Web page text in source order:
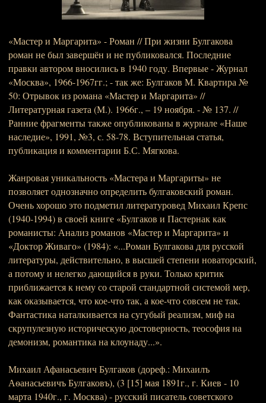
«Мастер и Маргарита» - Роман // При жизни Булгакова
роман не был завершён и не публиковался. Последние
правки автором вносились в 1940 году. Впервые - Журнал
«Москва», 1966-1967гг.; - так же: Булгаков М. Квартира №
50: Отрывок из романа «Мастер и Маргарита» //
Литературная газета (М.). 1966г., – 19 ноября. - № 137. //
Ранние фрагменты также опубликованы в журнале «Наше
наследие», 1991, №3, с. 58-78. Вступительная статья,
публикация и комментарии Б.С. Мягкова.
Жанровая уникальность «Мастера и Маргариты» не
позволяет однозначно определить булгаковский роман.
Очень хорошо это подметил литературовед Михаил Крепс
(1940-1994) в своей книге «Булгаков и Пастернак как
романисты: Анализ романов «Мастер и Маргарита» и
«Доктор Живаго» (1984): «...Роман Булгакова для русской
литературы, действительно, в высшей степени новаторский,
а потому и нелегко дающийся в руки. Только критик
приближается к нему со старой стандартной системой мер,
как оказывается, что кое-что так, а кое-что совсем не так.
Фантастика наталкивается на сугубый реализм, миф на
скрупулезную историческую достоверность, теософия на
демонизм, романтика на клоунаду...».
Михаил Афанасьевич Булгаков (дореф.: Михаилъ
Аѳанасьевичъ Булгаковъ), (3 [15] мая 1891г., г. Киев - 10
марта 1940г., г. Москва) - русский писатель советского